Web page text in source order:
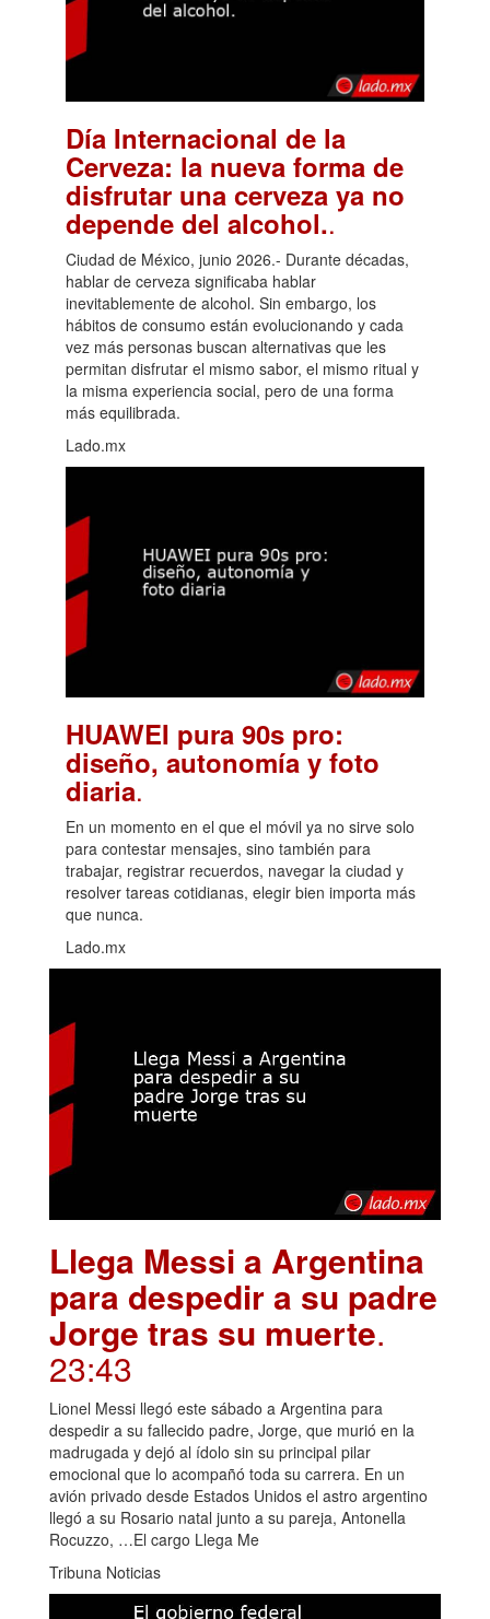
Día Internacional de la
Cerveza: la nueva forma de
disfrutar una cerveza ya no
depende del alcohol..
Ciudad de México, junio 2026.- Durante décadas,
hablar de cerveza significaba hablar
inevitablemente de alcohol. Sin embargo, los
hábitos de consumo están evolucionando y cada
vez más personas buscan alternativas que les
permitan disfrutar el mismo sabor, el mismo ritual y
la misma experiencia social, pero de una forma
más equilibrada.
Lado.mx
HUAWEI pura 90s pro:
diseño, autonomía y foto
diaria.
En un momento en el que el móvil ya no sirve solo
para contestar mensajes, sino también para
trabajar, registrar recuerdos, navegar la ciudad y
resolver tareas cotidianas, elegir bien importa más
que nunca.
Lado.mx
Llega Messi a Argentina
para despedir a su padre
Jorge tras su muerte.
23:43
Lionel Messi llegó este sábado a Argentina para
despedir a su fallecido padre, Jorge, que murió en la
madrugada y dejó al ídolo sin su principal pilar
emocional que lo acompañó toda su carrera. En un
avión privado desde Estados Unidos el astro argentino
llegó a su Rosario natal junto a su pareja, Antonella
Rocuzzo, …El cargo Llega Me
Tribuna Noticias